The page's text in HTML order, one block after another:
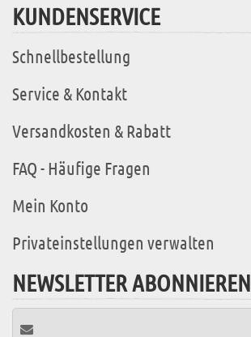
KUNDENSERVICE
Schnellbestellung
Service & Kontakt
Versandkosten & Rabatt
FAQ - Häufige Fragen
Mein Konto
Privateinstellungen verwalten
NEWSLETTER ABONNIEREN